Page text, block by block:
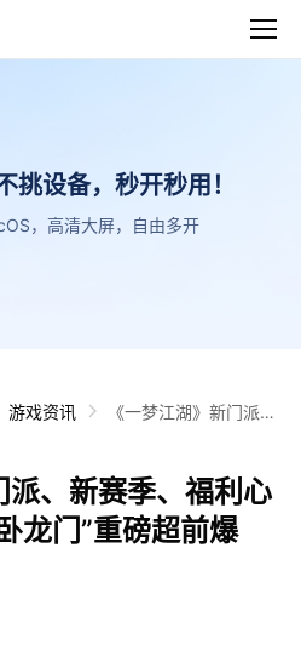
挑设备，秒开秒用！
，高清大屏，自由多开
游戏资讯
《一梦江湖》新门派、
超前爆料！
派、新赛季、福利心
龙门”重磅超前爆